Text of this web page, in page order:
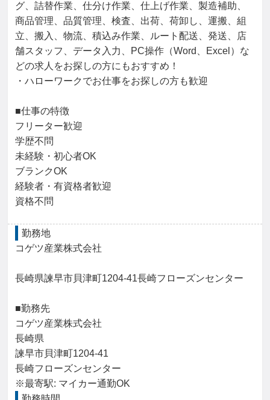
グ、詰替作業、仕分け作業、仕上げ作業、製造補助、
商品管理、品質管理、検査、出荷、荷卸し、運搬、組
立、搬入、物流、積込み作業、ルート配送、発送、店
舗スタッフ、データ入力、PC操作（Word、Excel）な
どの求人をお探しの方にもおすすめ！
・ハローワークでお仕事をお探しの方も歓迎
■仕事の特徴
フリーター歓迎
学歴不問
未経験・初心者OK
ブランクOK
経験者・有資格者歓迎
資格不問
勤務地
コゲツ産業株式会社
長崎県諫早市貝津町1204-41長崎フローズンセンター
■勤務先
コゲツ産業株式会社
長崎県
諫早市貝津町1204-41
長崎フローズンセンター
※最寄駅: マイカー通勤OK